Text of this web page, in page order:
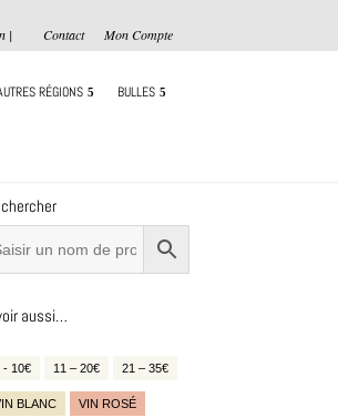
| Contact Mon Compte
RÉGIONS BULLES
aussi…
- 10€ 11 – 20€ 21 – 35€
BLANC VIN ROSÉ